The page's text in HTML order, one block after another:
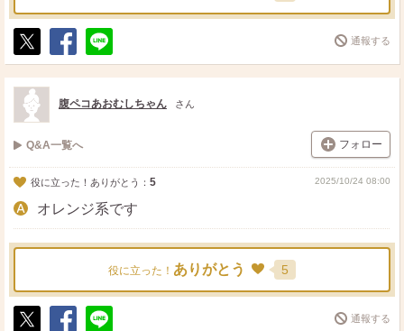
ポ
ス
ト
シ
ェ
送
る
通報する
腹ペコあおむしちゃん さん
Q&A一覧へ フォロー
役に立った！ありがとう： 5 2025/10/24 08:00
オレンジ系です
役に立った！ ありがとう 5
通報する